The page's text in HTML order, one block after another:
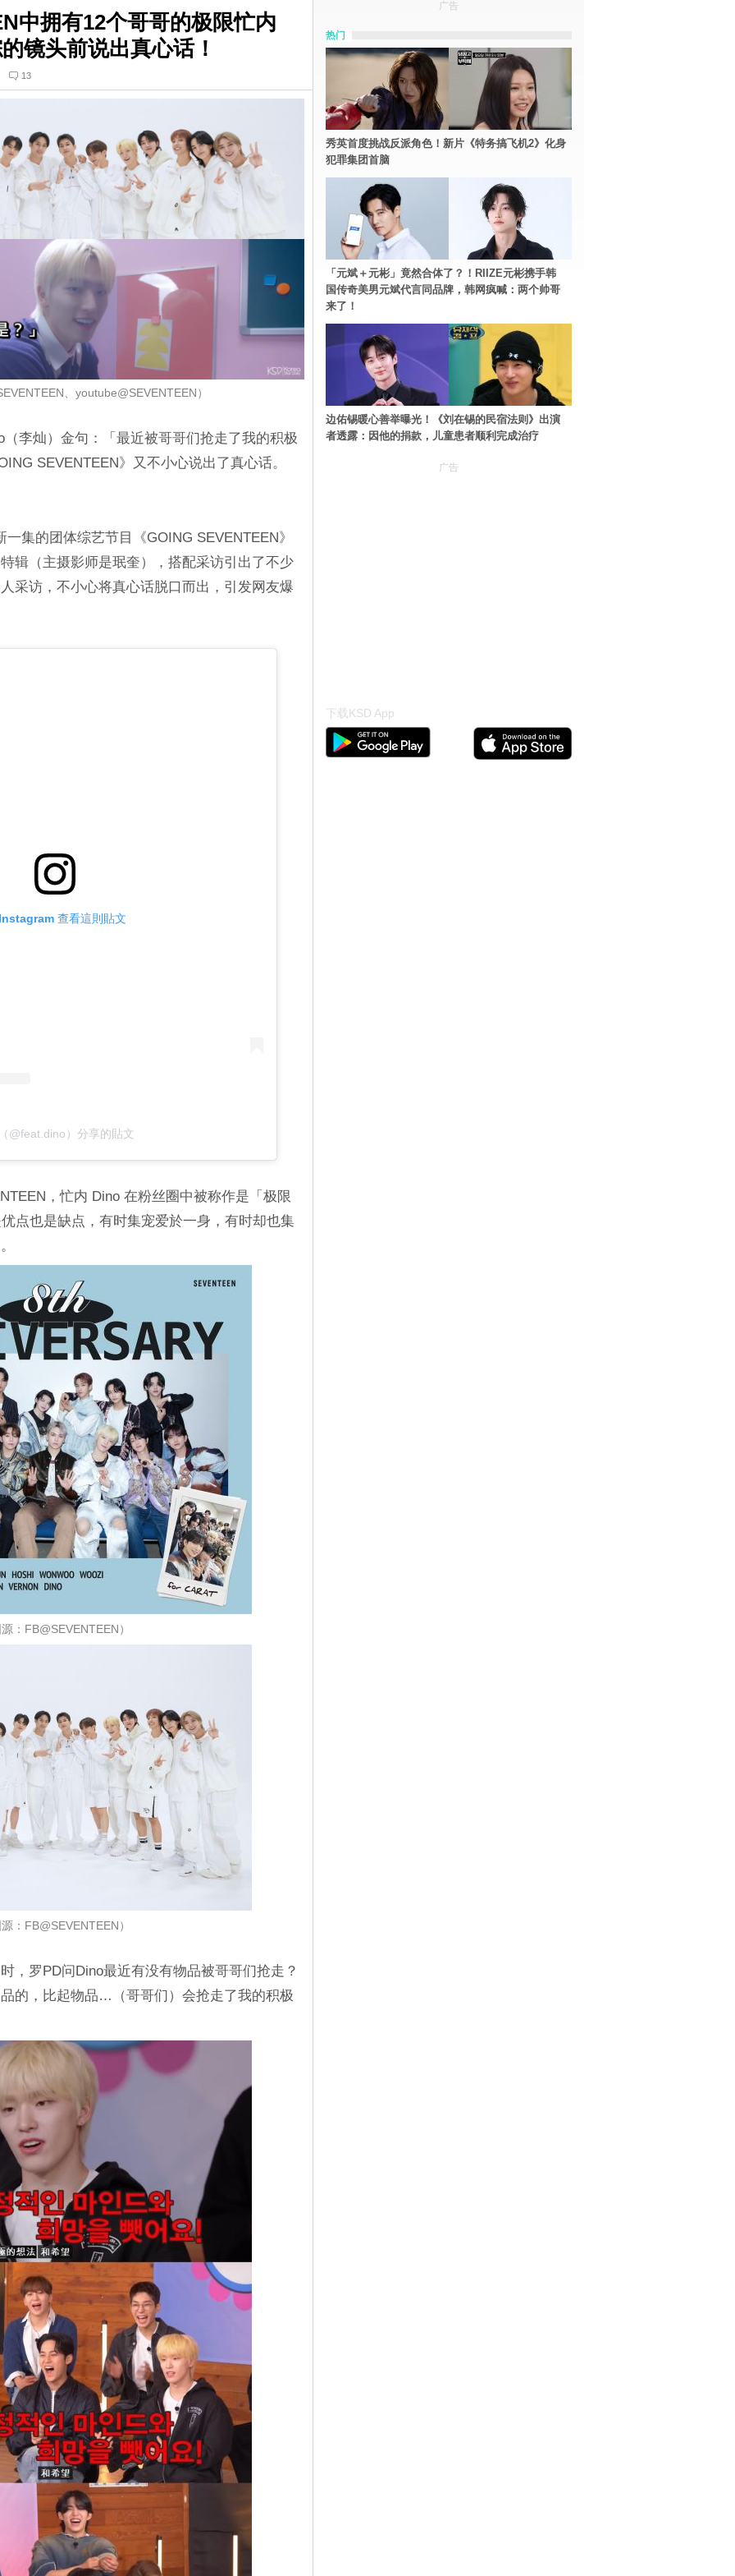
中拥有12个哥哥的极限忙内
镜头前说出真心话！
13
、youtube@SEVENTEEN）
李灿）金句：「最近被哥哥们抢走了我的积极
SEVENTEEN》又不小心说出了真心话。
集的团体综艺节目《GOING SEVENTEEN》
辑（主摄影师是珉奎），搭配采访引出了不少
采访，不小心将真心话脱口而出，引发网友爆
查看這則貼文
@feat.dino）分享的貼文
，忙内 Dino 在粉丝圈中被称作是「极限
点也是缺点，有时集宠爱於一身，有时却也集
：FB@SEVENTEEN）
：FB@SEVENTEEN）
，罗PD问Dino最近有没有物品被哥哥们抢走？
的，比起物品…（哥哥们）会抢走了我的积极
广告
热门
秀英首度挑战反派角色！新片《特务搞飞机2》化身
犯罪集团首脑
「元斌＋元彬」竟然合体了？！RIIZE元彬携手韩
国传奇美男元斌代言同品牌，韩网疯喊：两个帅哥
来了！
边佑锡暖心善举曝光！《刘在锡的民宿法则》出演
者透露：因他的捐款，儿童患者顺利完成治疗
广告
下载KSD App